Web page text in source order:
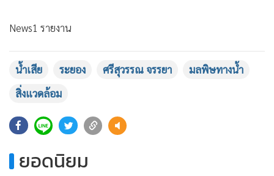
News1 รายงาน
น้ำเสีย ระยอง ศรีสุวรรณ จรรยา
มลพิษทางน้ำ
สิ่งแวดล้อม
ยอดนิยม